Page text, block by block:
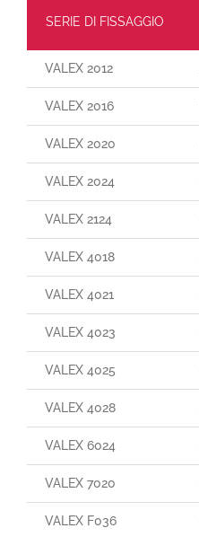
SERIE DI FISSAGGIO
VALEX 2012
VALEX 2016
VALEX 2020
VALEX 2024
VALEX 2124
VALEX 4018
VALEX 4021
VALEX 4023
VALEX 4025
VALEX 4028
VALEX 6024
VALEX 7020
VALEX F036